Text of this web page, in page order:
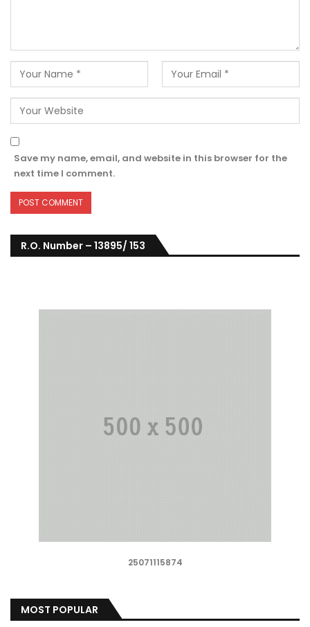
Save my name, email, and website in this browser for the
next time I comment.
R.O. Number – 13895/ 153
25071115874
MOST POPULAR